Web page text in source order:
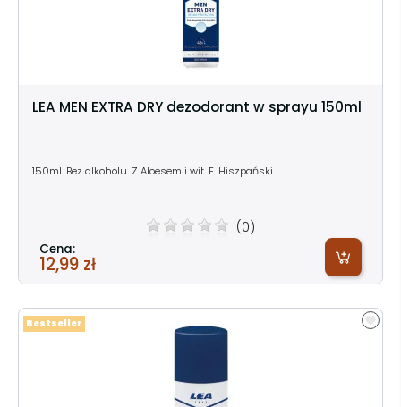
LEA MEN EXTRA DRY dezodorant w sprayu 150ml
150ml. Bez alkoholu. Z Aloesem i wit. E. Hiszpański
(0)
Cena:
12,99 zł
Bestseller